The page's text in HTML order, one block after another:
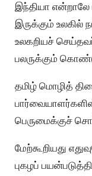
இந்தியா
இருக்கும்
உலகறியச்
பலருக்கும்
தமிழ் மொழித்
பெருமைக்குச்
மேற்கூறியது
புகழப்